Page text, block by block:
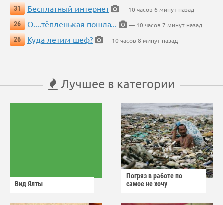
31
Бесплатный интернет
— 10 часов 6 минут назад
26
О....тёпленькая пошла...
— 10 часов 7 минут назад
26
Куда летим шеф? — 10 часов 8 минут назад
Лучшее в категории
Вид Ялты
Погряз в работе по
самое не хочу